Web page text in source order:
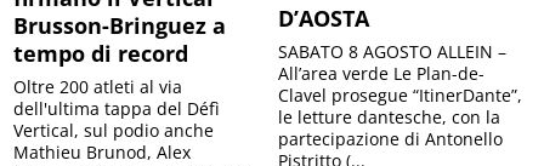
Brusson-Bringuez a
tempo di record
Oltre 200 atleti al via
dell'ultima tappa del Défì
Vertical, sul podio anche
Mathieu Brunod, Alex
D’AOSTA
SABATO 8 AGOSTO ALLEIN –
All’area verde Le Plan-de-
Clavel prosegue “ItinerDante”,
le letture dantesche, con la
partecipazione di Antonello
Pistritto (...